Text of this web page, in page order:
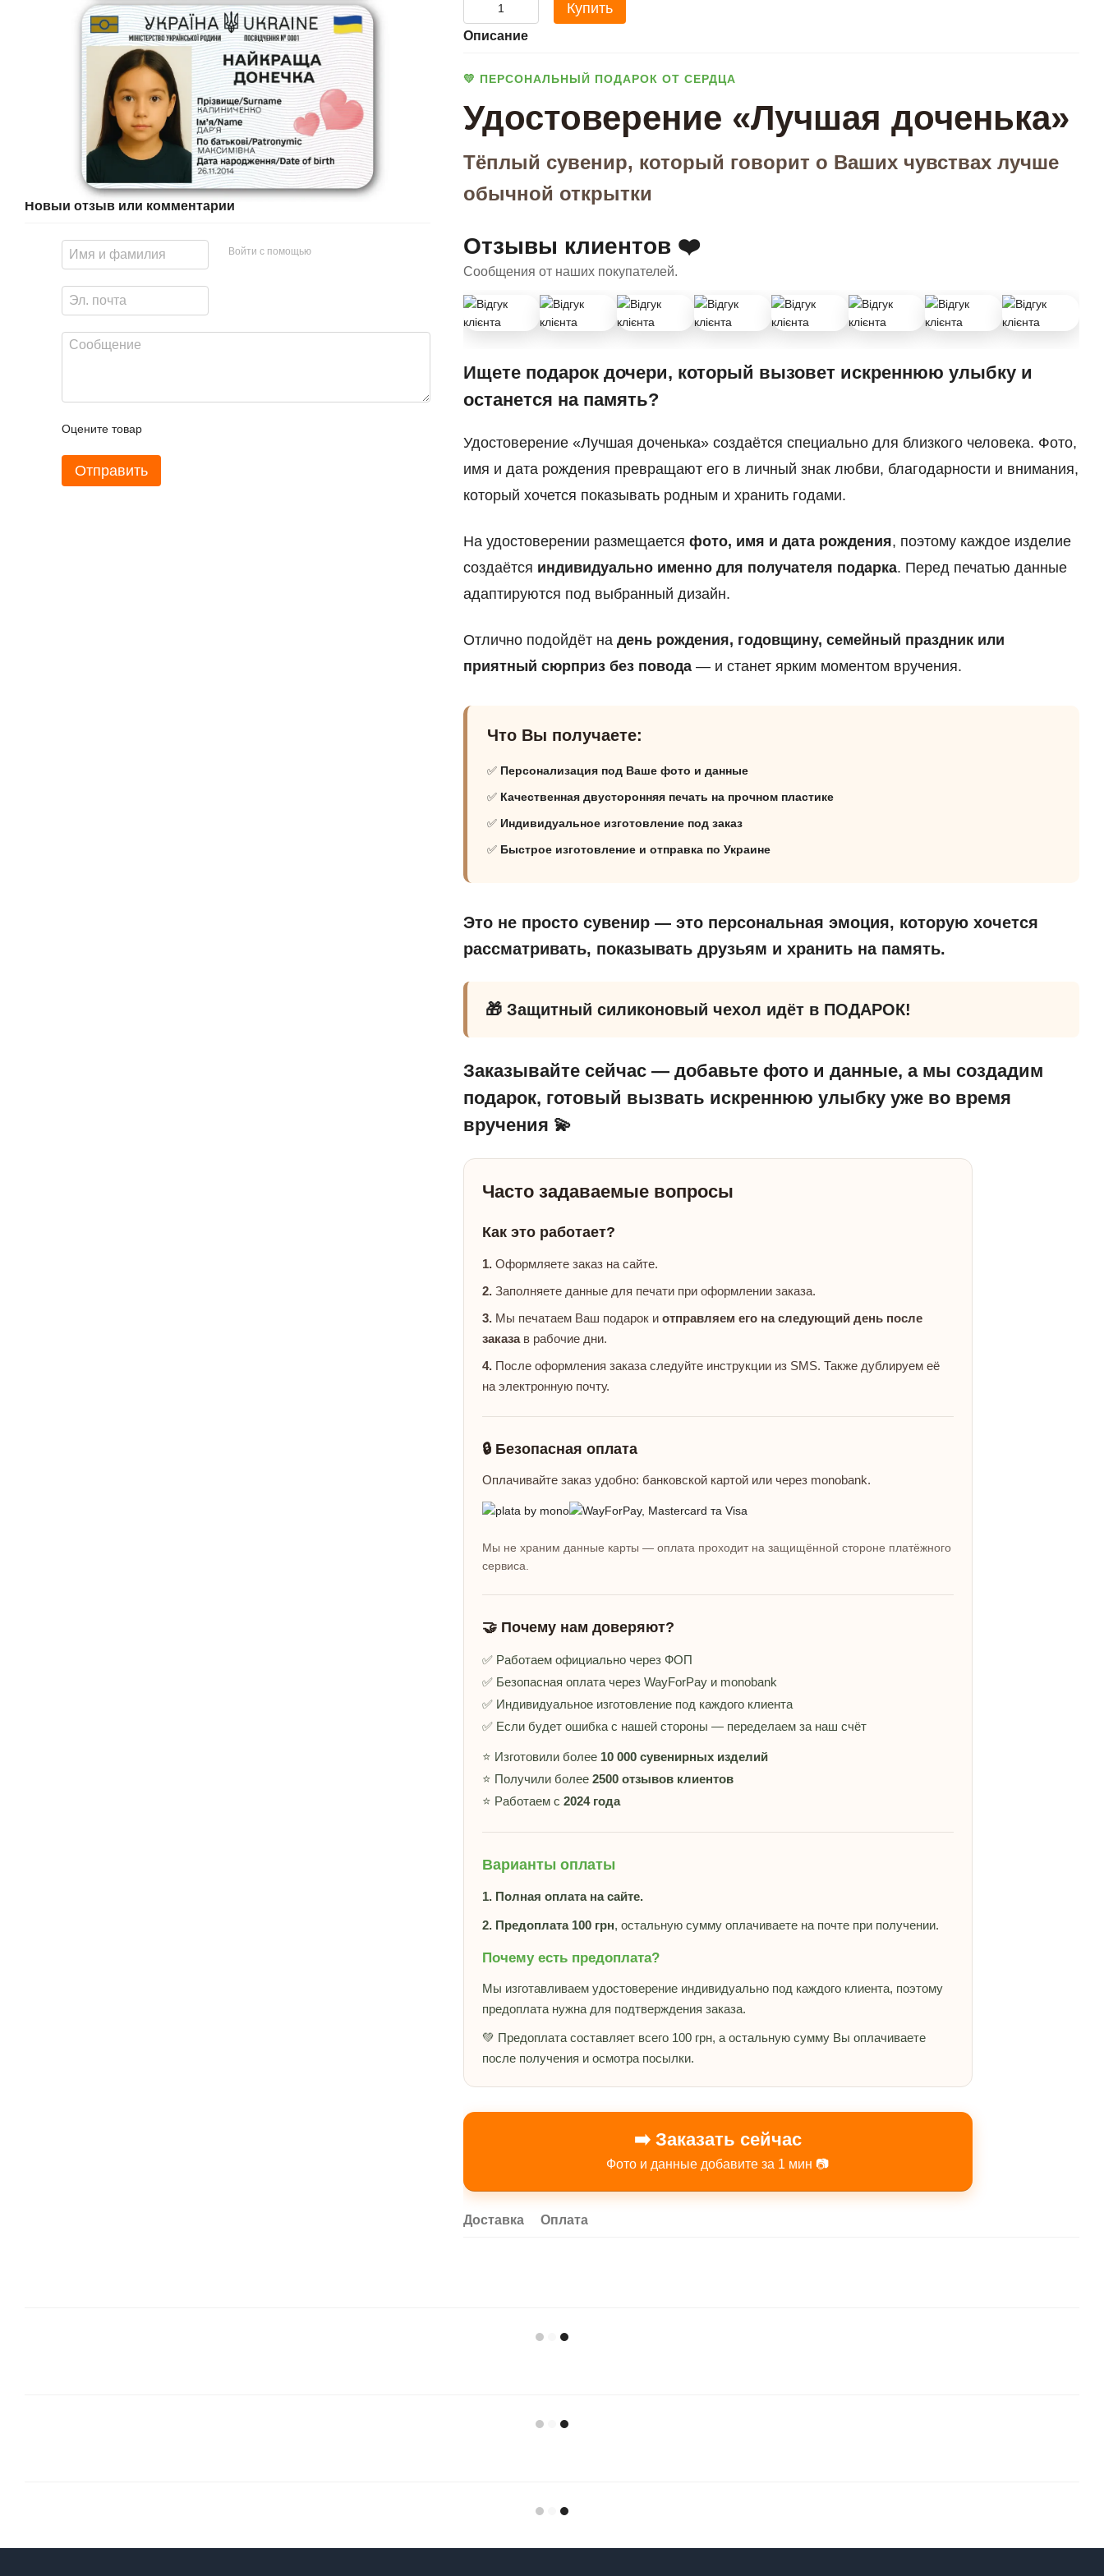
Новый отзыв или комментарий
Войти с помощью
Оцените товар
Отправить
Купить
Описание
💛 ПЕРСОНАЛЬНЫЙ ПОДАРОК ОТ СЕРДЦА
Удостоверение «Лучшая доченька»
Тёплый сувенир, который говорит о Ваших чувствах лучше
обычной открытки
Отзывы клиентов ❤️
Сообщения от наших покупателей.
Ищете подарок дочери, который вызовет искреннюю улыбку и
останется на память?
Удостоверение «Лучшая доченька» создаётся специально для близкого человека. Фото,
имя и дата рождения превращают его в личный знак любви, благодарности и внимания,
который хочется показывать родным и хранить годами.
На удостоверении размещается фото, имя и дата рождения, поэтому каждое изделие
создаётся индивидуально именно для получателя подарка. Перед печатью данные
адаптируются под выбранный дизайн.
Отлично подойдёт на день рождения, годовщину, семейный праздник или
приятный сюрприз без повода— и станет ярким моментом вручения.
Что Вы получаете:
✅ Персонализация под Ваше фото и данные
✅ Качественная двусторонняя печать на прочном пластике
✅ Индивидуальное изготовление под заказ
✅ Быстрое изготовление и отправка по Украине
Это не просто сувенир — это персональная эмоция, которую хочется
рассматривать, показывать друзьям и хранить на память.
🎁 Защитный силиконовый чехол идёт в ПОДАРОК!
Заказывайте сейчас — добавьте фото и данные, а мы создадим
подарок, готовый вызвать искреннюю улыбку уже во время
вручения 💫
Часто задаваемые вопросы
Как это работает?
1.Оформляете заказ на сайте.
2.Заполняете данные для печати при оформлении заказа.
3.Мы печатаем Ваш подарок и отправляем его на следующий день после
заказав рабочие дни.
4.После оформления заказа следуйте инструкции из SMS. Также дублируем её
на электронную почту.
🔒 Безопасная оплата
Оплачивайте заказ удобно: банковской картой или через monobank.
Мы не храним данные карты — оплата проходит на защищённой стороне платёжного
сервиса.
🤝 Почему нам доверяют?
✅ Работаем официально через ФОП
✅ Безопасная оплата через WayForPay и monobank
✅ Индивидуальное изготовление под каждого клиента
✅ Если будет ошибка с нашей стороны — переделаем за наш счёт
⭐ Изготовили более 10 000 сувенирных изделий
⭐ Получили более 2500 отзывов клиентов
⭐ Работаем с 2024 года
Варианты оплаты
1. Полная оплата на сайте.
2. Предоплата 100 грн, остальную сумму оплачиваете на почте при получении.
Почему есть предоплата?
Мы изготавливаем удостоверение индивидуально под каждого клиента, поэтому
предоплата нужна для подтверждения заказа.
💚 Предоплата составляет всего 100 грн, а остальную сумму Вы оплачиваете
после получения и осмотра посылки.
➡️ Заказать сейчас
Фото и данные добавите за 1 мин 📷
Доставка Оплата